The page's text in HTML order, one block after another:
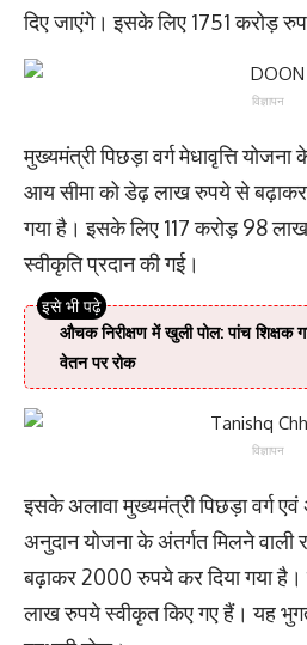
दिए जाएंगे। इसके लिए 1751 करोड़
विज्ञापन
मुख्यमंत्री पिछड़ा वर्ग मेधावृत्ति योजना
आय सीमा को डेढ़ लाख रुपये से
गया है। इसके लिए 117 करोड़ 98
स्वीकृति प्रदान की गई।
औचक निरीक्षण में खुली पोल: पांच शिक्षक
वेतन पर रोक
विज्ञापन
इसके अलावा मुख्यमंत्री पिछड़ा वर्ग एवं
अनुदान योजना के अंतर्गत मिलने वाली
बढ़ाकर 2000 रुपये कर दिया गया
लाख रुपये स्वीकृत किए गए हैं। यह